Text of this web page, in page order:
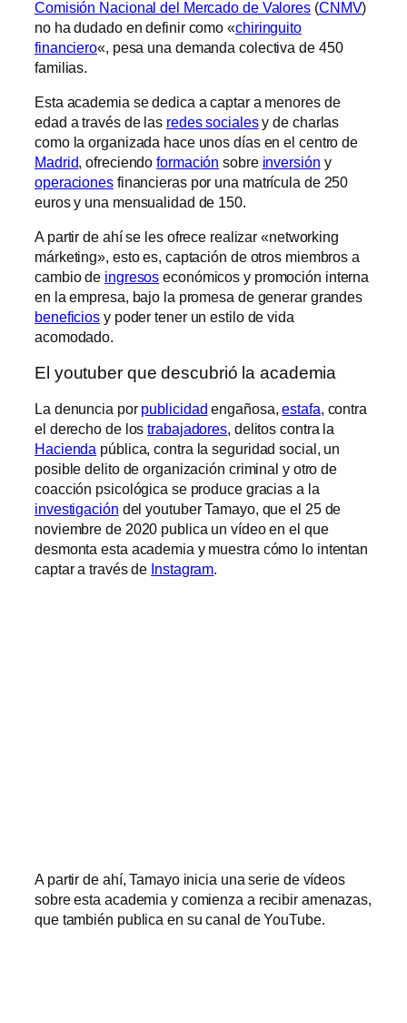
Comisión Nacional del Mercado de Valores (CNMV)
no ha dudado en definir como «chiringuito
financiero«, pesa una demanda colectiva de 450
familias.
Esta academia se dedica a captar a menores de
edad a través de las redes socialesy de charlas
como la organizada hace unos días en el centro de
Madrid, ofreciendoformación sobre inversión y
operacionesfinancieras por una matrícula de 250
euros y una mensualidad de 150.
A partir de ahí se les ofrece realizar «networking
márketing», esto es, captación de otros miembros a
cambio de ingresos económicos y promoción interna
en la empresa, bajo la promesa de generar grandes
beneficios y poder tener un estilo de vida
acomodado.
El youtuber que descubrió la academia
La denuncia por publicidad engañosa,estafa, contra
el derecho de lostrabajadores, delitos contra la
Hacienda pública, contra la seguridad social, un
posible delito de organización criminal y otro de
coacción psicológica se produce gracias a la
investigación del youtuber Tamayo, que el 25 de
noviembre de 2020 publica un vídeo en el que
desmonta esta academia y muestra cómo lo intentan
captar a través de Instagram.
A partir de ahí, Tamayo inicia una serie de vídeos
sobre esta academia y comienza a recibir amenazas,
que también publica en su canal de YouTube.